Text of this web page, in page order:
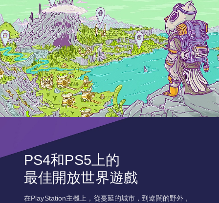
PS4和PS5上的
最佳開放世界遊戲
在PlayStation主機上，從蔓延的城市，到遼闊的野外，